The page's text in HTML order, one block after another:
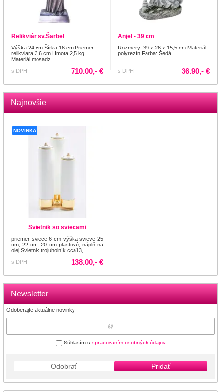
Newsletter
Odoberajte aktuálne novinky
Súhlasím s spracovaním osobných údajov
Odobrať Pridať
Relikviár sv.Šarbel
Výška 24 cm Šírka 16 cm Priemer
relikviara 3,6 cm Hmota 2,5 kg
Materiál mosadz
s DPH
710.00,- €
Anjel - 39 cm
Rozmery: 39 x 26 x 15,5 cm Materiál:
polyrezín Farba: Šedá
s DPH 36.90,- €
Najnovšie
NOVINKA
Svietnik so sviecami
priemer sviece 6 cm výška svieve 25
cm, 22 cm, 20 cm plastové, náplň na
olej Svietnik trojuholník cca13,...
s DPH
138.00,- €